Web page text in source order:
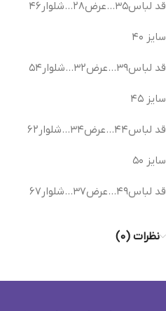
قد لباس۳۵…عرض۲۸…شلوار۴۶
سایز ۴۰
قد لباس۳۹…عرض۳۲…شلوار۵۴
سایز ۴۵
قد لباس۴۴…عرض۳۴…شلوار۶۲
سایز ۵۰
قد لباس۴۹…عرض۳۷…شلوار۶۷
نظرات (0)